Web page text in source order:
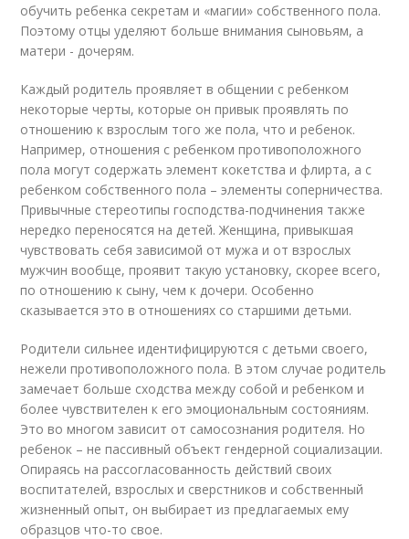
обучить ребенка секретам и «магии» собственного пола.
Поэтому отцы уделяют больше внимания сыновьям, а
матери - дочерям.
Каждый родитель проявляет в общении с ребенком
некоторые черты, которые он привык проявлять по
отношению к взрослым того же пола, что и ребенок.
Например, отношения с ребенком противоположного
пола могут содержать элемент кокетства и флирта, а с
ребенком собственного пола – элементы соперничества.
Привычные стереотипы господства-подчинения также
нередко переносятся на детей. Женщина, привыкшая
чувствовать себя зависимой от мужа и от взрослых
мужчин вообще, проявит такую установку, скорее всего,
по отношению к сыну, чем к дочери. Особенно
сказывается это в отношениях со старшими детьми.
Родители сильнее идентифицируются с детьми своего,
нежели противоположного пола. В этом случае родитель
замечает больше сходства между собой и ребенком и
более чувствителен к его эмоциональным состояниям.
Это во многом зависит от самосознания родителя. Но
ребенок – не пассивный объект гендерной социализации.
Опираясь на рассогласованность действий своих
воспитателей, взрослых и сверстников и собственный
жизненный опыт, он выбирает из предлагаемых ему
образцов что-то свое.